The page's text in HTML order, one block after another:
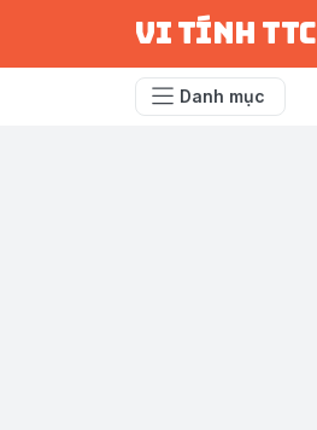
vi tính ttc
Danh mục